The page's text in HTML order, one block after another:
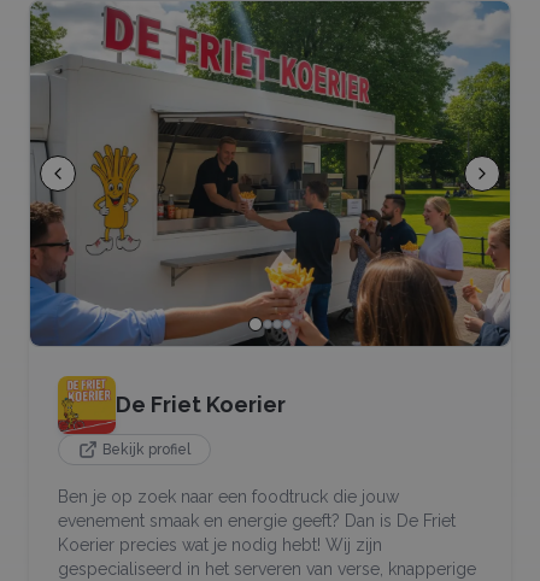
De Friet Koerier
Bekijk profiel
Ben je op zoek naar een foodtruck die jouw
evenement smaak en energie geeft? Dan is De Friet
Koerier precies wat je nodig hebt! Wij zijn
gespecialiseerd in het serveren van verse, knapperige